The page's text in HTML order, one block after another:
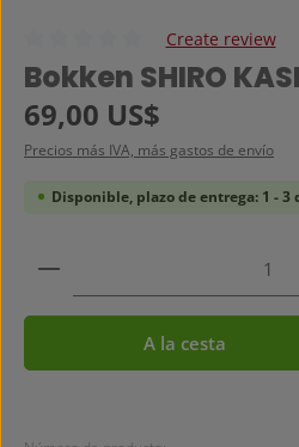
Calificación promedio de 0 de 5
Create review
Bokken SHIRO
Precio normal:
69,00 US$
Precios más IVA, más gastos de envío
Disponible, plazo de entrega: 1 - 3
Cantidad del producto:
A la cesta